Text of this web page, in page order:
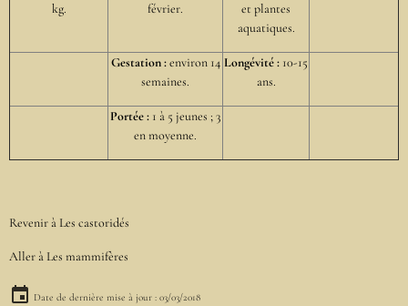
kg.
février.
et plantes
aquatiques.
Gestation :environ 14
semaines.
Longévité : 10-15
ans.
Portée : 1 à 5 jeunes ; 3
en moyenne.
Revenir à Les castoridés
Aller à Les mammifères
Date de dernière mise à jour : 03/03/2018